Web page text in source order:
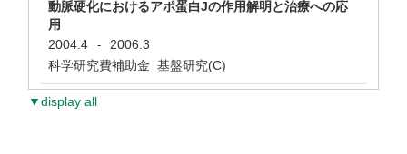
動脈硬化におけるアポ蛋白Jの作用解明と治療への応
用
2004.4
-
2006.3
科学研究費補助金 基盤研究(C)
▼display all